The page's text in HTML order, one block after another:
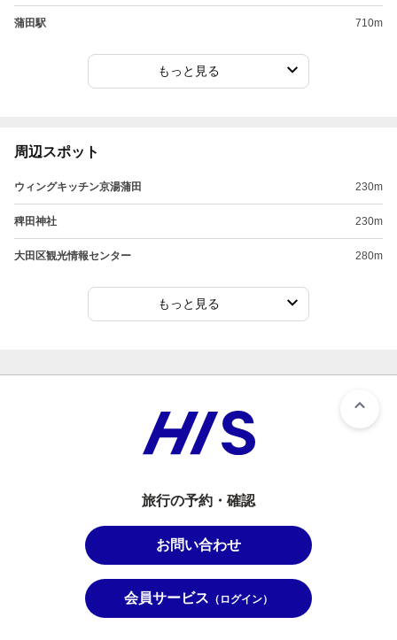
蒲田駅 710m
もっと見る
周辺スポット
ウィングキッチン京湯蒲田 230m
稗田神社 230m
大田区観光情報センター 280m
もっと見る
旅行の予約・確認
お問い合わせ
会員サービス （ログイン）